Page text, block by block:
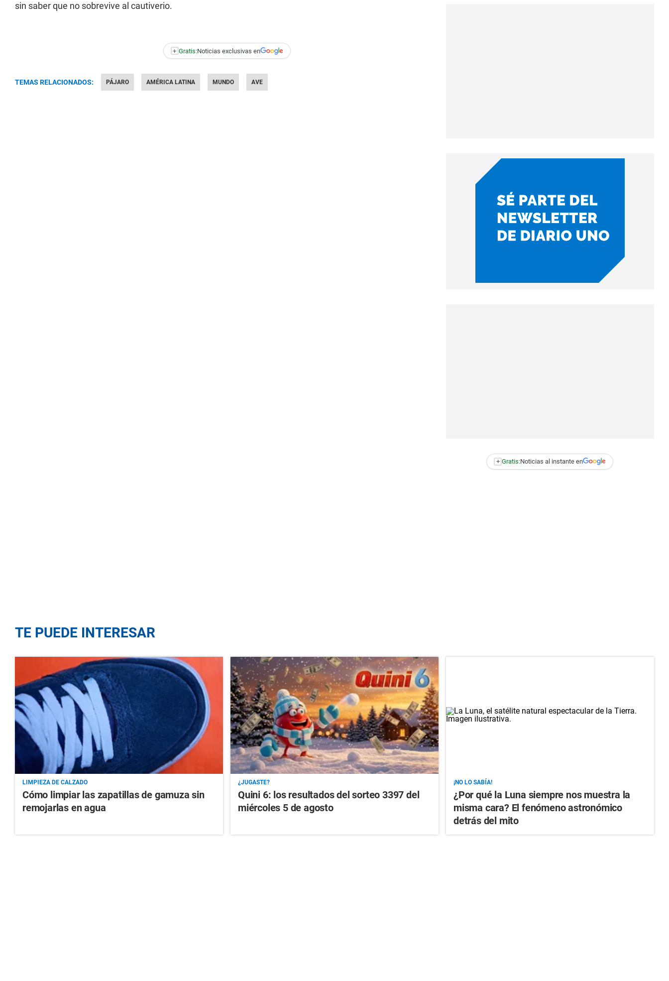
sin saber que no sobrevive al cautiverio.
+ Gratis:Noticias exclusivas en
TEMAS RELACIONADOS: PÁJARO AMÉRICA LATINA MUNDO AVE
+ Gratis:Noticias al instante en
TE PUEDE INTERESAR
LIMPIEZA DE CALZADO
Cómo limpiar las zapatillas de gamuza sin
remojarlas en agua
¿JUGASTE?
Quini 6: los resultados del sorteo 3397 del
miércoles 5 de agosto
¡NO LO SABÍA!
¿Por qué la Luna siempre nos muestra la
misma cara? El fenómeno astronómico
detrás del mito